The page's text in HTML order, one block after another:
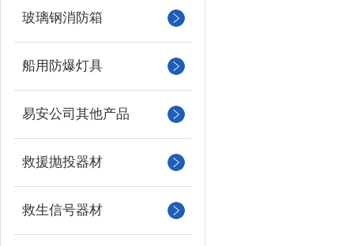
玻璃钢消防箱
船用防爆灯具
易安公司其他产品
救援抛投器材
救生信号器材